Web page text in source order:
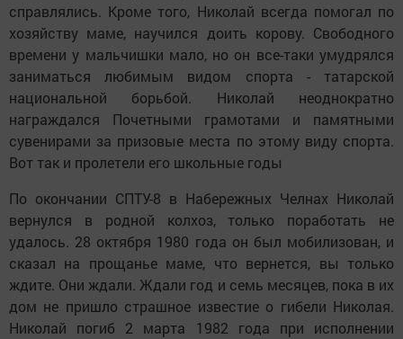
справлялись. Кроме того, Николай всегда помогал по
хозяйству маме, научился доить корову. Свободного
времени у мальчишки мало, но он все-таки умудрялся
заниматься любимым видом спорта - татарской
национальной борьбой. Николай неоднократно
награждался Почетными грамотами и памятными
сувенирами за призовые места по этому виду спорта.
Вот так и пролетели его школьные годы
По окончании СПТУ-8 в Набережных Челнах Николай
вернулся в родной колхоз, только поработать не
удалось. 28 октября 1980 года он был мобилизован, и
сказал на прощанье маме, что вернется, вы только
ждите. Они ждали. Ждали год и семь месяцев, пока в их
дом не пришло страшное известие о гибели Николая.
Николай погиб 2 марта 1982 года при исполнении